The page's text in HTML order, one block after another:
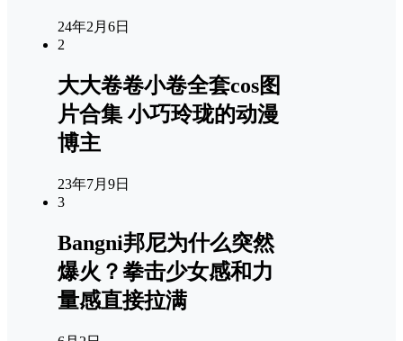
24年2月6日
2
大大卷卷小卷全套cos图
片合集 小巧玲珑的动漫
博主
23年7月9日
3
Bangni邦尼为什么突然
爆火？拳击少女感和力
量感直接拉满